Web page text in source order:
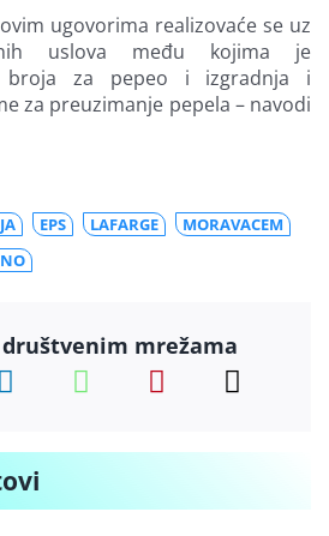
ugovorima realizovaće se uz
uslova među kojima je
broja za pepeo i izgradnja i
za preuzimanje pepela – navodi
EPS LAFARGE
MORAVACEM
mrežama